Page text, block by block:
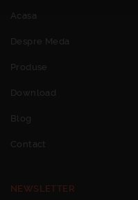
Acasa
Despre Meda
Produse
Download
Blog
Contact
NEWSLETTER